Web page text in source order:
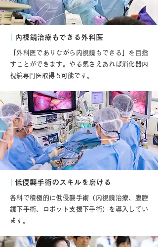
内視鏡治療もできる外科医
「外科医でありながら内視鏡もできる」を目指
すことができます。やる気さえあれば消化器内
視鏡専門医取得も可能です。
低侵襲手術のスキルを磨ける
各科で積極的に低侵襲手術（内視鏡治療、腹腔
鏡下手術、ロボット支援下手術）を導入してい
ます。